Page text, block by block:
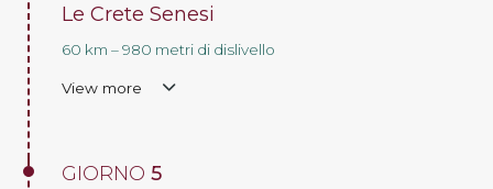
Le Crete Senesi
60 km – 980 metri di dislivello
View more
GIORNO5